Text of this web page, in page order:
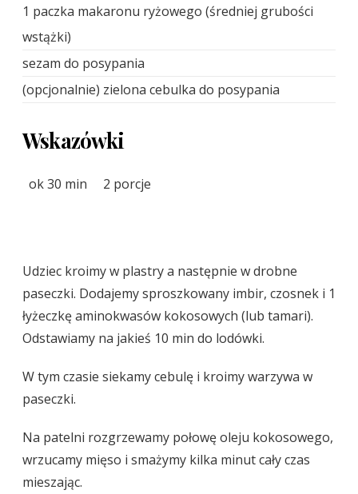
1 paczka makaronu ryżowego (średniej grubości
wstążki)
sezam do posypania
(opcjonalnie) zielona cebulka do posypania
Wskazówki
ok 30 min 2 porcje
Udziec kroimy w plastry a następnie w drobne
paseczki. Dodajemy sproszkowany imbir, czosnek i 1
łyżeczkę aminokwasów kokosowych (lub tamari).
Odstawiamy na jakieś 10 min do lodówki.
W tym czasie siekamy cebulę i kroimy warzywa w
paseczki.
Na patelni rozgrzewamy połowę oleju kokosowego,
wrzucamy mięso i smażymy kilka minut cały czas
mieszając.